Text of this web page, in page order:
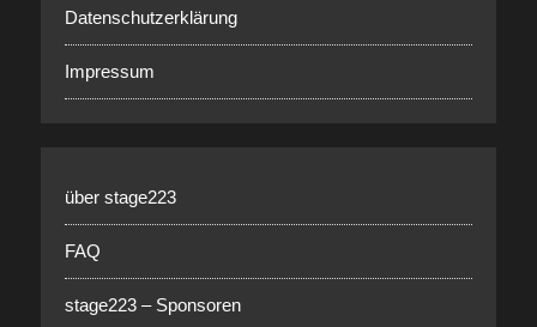
Datenschutzerklärung
Impressum
über stage223
FAQ
stage223 – Sponsoren